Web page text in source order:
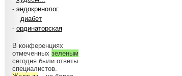
- эндокринолог
диабет
- ординаторская
В конференциях
отмеченных зеленым
сегодня были ответы
специалистов.